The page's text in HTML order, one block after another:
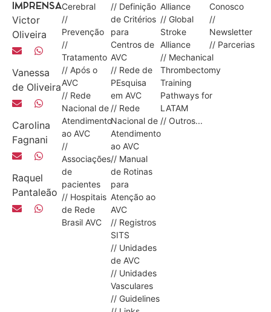
IMPRENSA
Victor
Oliveira
Vanessa
de Oliveira
Carolina
Fagnani
Raquel
Pantaleão
Cerebral
//
Prevenção
//
Tratamento
// Após o
AVC
// Rede
Nacional de
Atendimento
ao AVC
//
Associações
de
pacientes
// Hospitais
de Rede
Brasil AVC
// Definição
de Critérios
para
Centros de
AVC
// Rede de
PEsquisa
em AVC
// Rede
Nacional de
Atendimento
ao AVC
// Manual
de Rotinas
para
Atenção ao
AVC
// Registros
SITS
// Unidades
de AVC
// Unidades
Vasculares
// Guidelines
Alliance
// Global
Stroke
Alliance
// Mechanical
Thrombectomy
Training
Pathways for
LATAM
// Outros...
Conosco
//
Newsletter
// Parcerias